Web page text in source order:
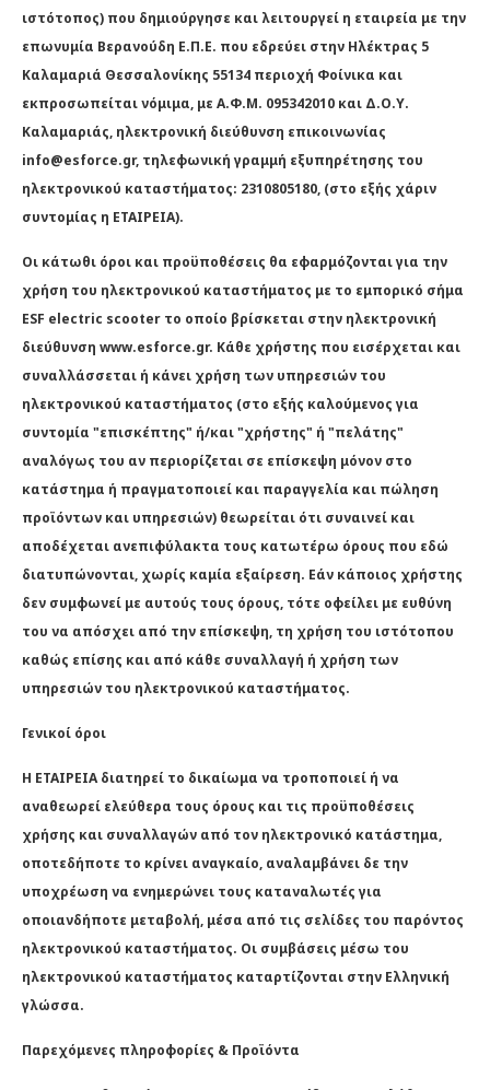
ιστότοπος) που δημιούργησε και λειτουργεί η εταιρεία με την
επωνυμία Βερανούδη Ε.Π.Ε. που εδρεύει στην Ηλέκτρας 5
Καλαμαριά Θεσσαλονίκης 55134 περιοχή Φοίνικα και
εκπροσωπείται νόμιμα, με Α.Φ.Μ. 095342010 και Δ.Ο.Υ.
Καλαμαριάς, ηλεκτρονική διεύθυνση επικοινωνίας
info@esforce.gr, τηλεφωνική γραμμή εξυπηρέτησης του
ηλεκτρονικού καταστήματος: 2310805180, (στο εξής χάριν
συντομίας η ΕΤΑΙΡΕΙΑ).
Οι κάτωθι όροι και προϋποθέσεις θα εφαρμόζονται για την
χρήση του ηλεκτρονικού καταστήματος με το εμπορικό σήμα
ESF electric scooter το οποίο βρίσκεται στην ηλεκτρονική
διεύθυνση www.esforce.gr. Κάθε χρήστης που εισέρχεται και
συναλλάσσεται ή κάνει χρήση των υπηρεσιών του
ηλεκτρονικού καταστήματος (στο εξής καλούμενος για
συντομία "επισκέπτης" ή/και "χρήστης" ή "πελάτης"
αναλόγως του αν περιορίζεται σε επίσκεψη μόνον στο
κατάστημα ή πραγματοποιεί και παραγγελία και πώληση
προϊόντων και υπηρεσιών) θεωρείται ότι συναινεί και
αποδέχεται ανεπιφύλακτα τους κατωτέρω όρους που εδώ
διατυπώνονται, χωρίς καμία εξαίρεση. Εάν κάποιος χρήστης
δεν συμφωνεί με αυτούς τους όρους, τότε οφείλει με ευθύνη
του να απόσχει από την επίσκεψη, τη χρήση του ιστότοπου
καθώς επίσης και από κάθε συναλλαγή ή χρήση των
υπηρεσιών του ηλεκτρονικού καταστήματος.
Γενικοί όροι
Η ΕΤΑΙΡΕΙΑ διατηρεί το δικαίωμα να τροποποιεί ή να
αναθεωρεί ελεύθερα τους όρους και τις προϋποθέσεις
χρήσης και συναλλαγών από τον ηλεκτρονικό κατάστημα,
οποτεδήποτε το κρίνει αναγκαίο, αναλαμβάνει δε την
υποχρέωση να ενημερώνει τους καταναλωτές για
οποιανδήποτε μεταβολή, μέσα από τις σελίδες του παρόντος
ηλεκτρονικού καταστήματος. Οι συμβάσεις μέσω του
ηλεκτρονικού καταστήματος καταρτίζονται στην Ελληνική
γλώσσα.
Παρεχόμενες πληροφορίες & Προϊόντα